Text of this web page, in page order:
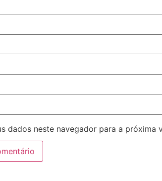
dados neste navegador para a próxima